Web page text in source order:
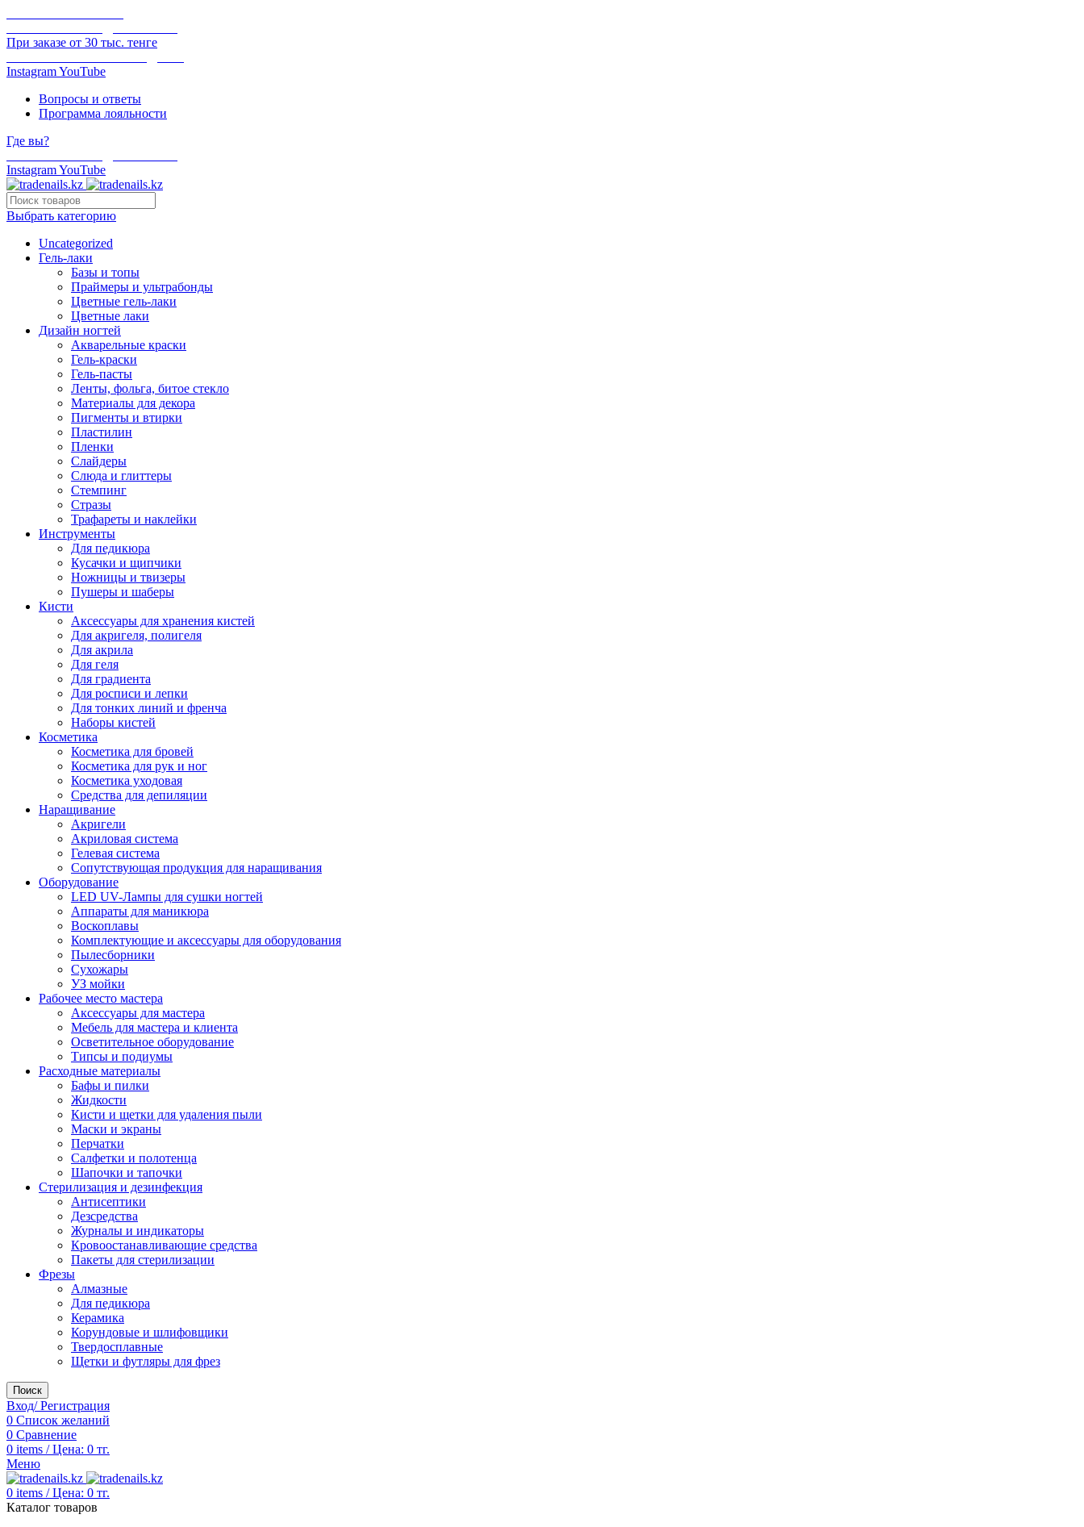
При заказе от 30 тыс. тенге
InstagramYouTube
Вопросы и ответы
Программа лояльности
Где вы?
InstagramYouTube
Выбрать категорию
Uncategorized
Гель-лаки
Базы и топы
Праймеры и ультрабонды
Цветные гель-лаки
Цветные лаки
Дизайн ногтей
Акварельные краски
Гель-краски
Гель-пасты
Ленты, фольга, битое стекло
Материалы для декора
Пигменты и втирки
Пластилин
Пленки
Слайдеры
Слюда и глиттеры
Стемпинг
Стразы
Трафареты и наклейки
Инструменты
Для педикюра
Кусачки и щипчики
Ножницы и твизеры
Пушеры и шаберы
Кисти
Аксессуары для хранения кистей
Для акригеля, полигеля
Для акрила
Для геля
Для градиента
Для росписи и лепки
Для тонких линий и френча
Наборы кистей
Косметика
Косметика для бровей
Косметика для рук и ног
Косметика уходовая
Средства для депиляции
Наращивание
Акригели
Акриловая система
Гелевая система
Сопутствующая продукция для наращивания
Оборудование
LED UV-Лампы для сушки ногтей
Аппараты для маникюра
Воскоплавы
Комплектующие и аксессуары для оборудования
Пылесборники
Сухожары
УЗ мойки
Рабочее место мастера
Аксессуары для мастера
Мебель для мастера и клиента
Осветительное оборудование
Типсы и подиумы
Расходные материалы
Бафы и пилки
Жидкости
Кисти и щетки для удаления пыли
Маски и экраны
Перчатки
Салфетки и полотенца
Шапочки и тапочки
Стерилизация и дезинфекция
Антисептики
Дезсредства
Журналы и индикаторы
Кровоостанавливающие средства
Пакеты для стерилизации
Фрезы
Алмазные
Для педикюра
Керамика
Корундовые и шлифовщики
Твердосплавные
Щетки и футляры для фрез
Поиск
Вход/ Регистрация
0 Список желаний
0 Сравнение
0 items / Цена: 0 тг.
Меню
0 items / Цена: 0 тг.
Каталог товаров